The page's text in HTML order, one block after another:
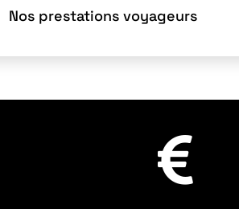
Nos prestations voyageurs
